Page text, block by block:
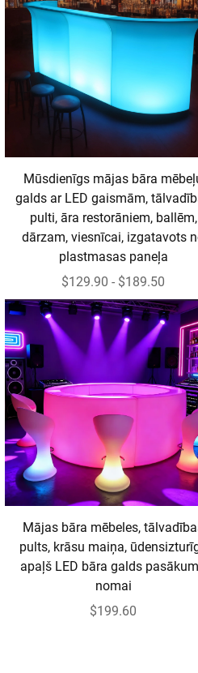
Mūsdienīgs mājas bāra
galds ar LED gaismām,
pulti, āra restorāniem, ballēm,
dārzam, viesnīcai, izgatavots
plastmasas paneļa
$129.90 - $189.50
Mājas bāra mēbeles,
pults, krāsu maiņa,
apaļš LED bāra galds
nomai
$199.60